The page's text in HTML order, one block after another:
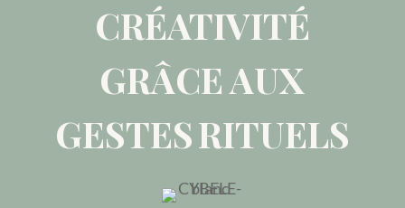
CRÉATIVITÉ
GRÂCE AUX
GESTES RITUELS